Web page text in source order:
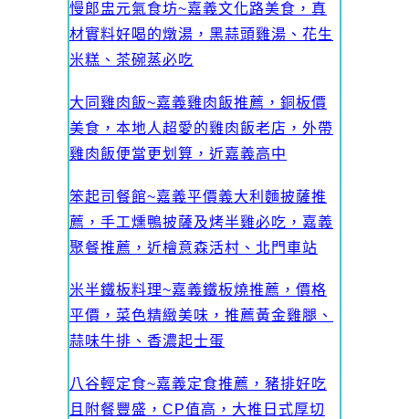
慢郎盅元氣食坊~嘉義文化路美食，真
材實料好喝的燉湯，黑蒜頭雞湯、花生
米糕、茶碗蒸必吃
大同雞肉飯~嘉義雞肉飯推薦，銅板價
美食，本地人超愛的雞肉飯老店，外帶
雞肉飯便當更划算，近嘉義高中
笨起司餐館~嘉義平價義大利麵披薩推
薦，手工燻鴨披薩及烤半雞必吃，嘉義
聚餐推薦，近檜意森活村、北門車站
米半鐵板料理~嘉義鐵板燒推薦，價格
平價，菜色精緻美味，推薦黃金雞腿、
蒜味牛排、香濃起士蛋
八谷輕定食~嘉義定食推薦，豬排好吃
且附餐豐盛，CP值高，大推日式厚切